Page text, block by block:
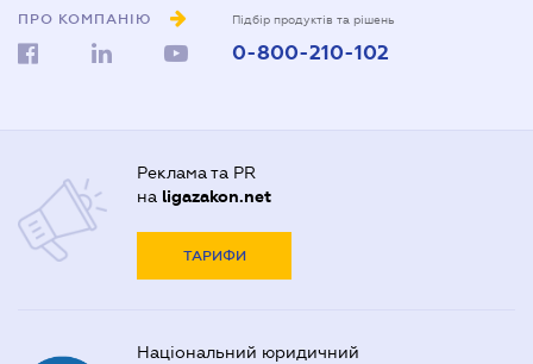
ПРО КОМПАНІЮ Підбір продуктів та рішень
0-800-210-102
Реклама та PR
на ligazakon.net
ТАРИФИ
Національний юридичний